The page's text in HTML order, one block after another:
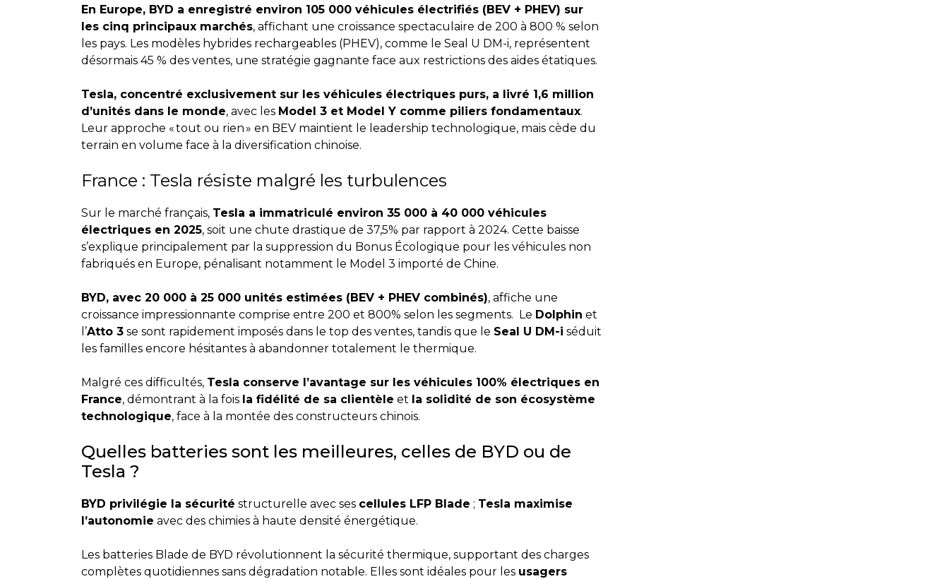
En Europe, BYD a enregistré environ 105 000 véhicules électrifiés (BEV + PHEV) sur
les cinq principaux marchés, affichant une croissance spectaculaire de 200 à 800 % selon
les pays. Les modèles hybrides rechargeables (PHEV), comme le Seal U DM-i, représentent
désormais 45 % des ventes, une stratégie gagnante face aux restrictions des aides étatiques.
Tesla, concentré exclusivement sur les véhicules électriques purs, a livré 1,6 million
d’unités dans le monde, avec les Model 3 et Model Y comme piliers fondamentaux.
Leur approche « tout ou rien » en BEV maintient le leadership technologique, mais cède du
terrain en volume face à la diversification chinoise.
France : Tesla résiste malgré les turbulences
Sur le marché français, Tesla a immatriculé environ 35 000 à 40 000 véhicules
électriques en 2025, soit une chute drastique de 37,5% par rapport à 2024. Cette baisse
s’explique principalement par la suppression du Bonus Écologique pour les véhicules non
fabriqués en Europe, pénalisant notamment le Model 3 importé de Chine.
BYD, avec 20 000 à 25 000 unités estimées (BEV + PHEV combinés), affiche une
croissance impressionnante comprise entre 200 et 800% selon les segments. Le Dolphin et
l’Atto 3se sont rapidement imposés dans le top des ventes, tandis que le Seal U DM-i séduit
les familles encore hésitantes à abandonner totalement le thermique.
Malgré ces difficultés, Tesla conserve l’avantage sur les véhicules 100% électriques en
France, démontrant à la fois la fidélité de sa clientèle et la solidité de son écosystème
technologique, face à la montée des constructeurs chinois.
Quelles batteries sont les meilleures, celles de BYD ou de
Tesla ?
BYD privilégie la sécurité structurelle avec ses cellules LFP Blade ; Tesla maximise
l’autonomie avec des chimies à haute densité énergétique.
Les batteries Blade de BYD révolutionnent la sécurité thermique, supportant des charges
complètes quotidiennes sans dégradation notable. Elles sont idéales pour les usagers